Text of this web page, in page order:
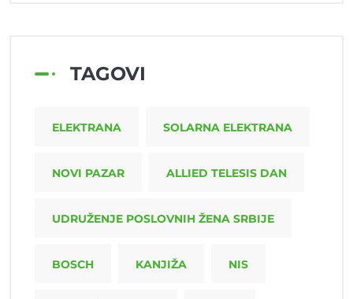
TAGOVI
ELEKTRANA SOLARNA ELEKTRANA
NOVI PAZAR ALLIED TELESIS DAN
UDRUŽENJE POSLOVNIH ŽENA SRBIJE
BOSCH KANJIŽA NIS